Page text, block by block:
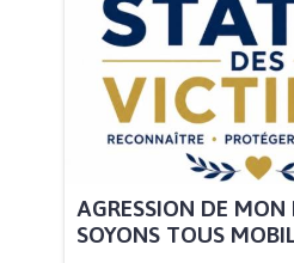
AGRESSION DE MON
SOYONS TOUS